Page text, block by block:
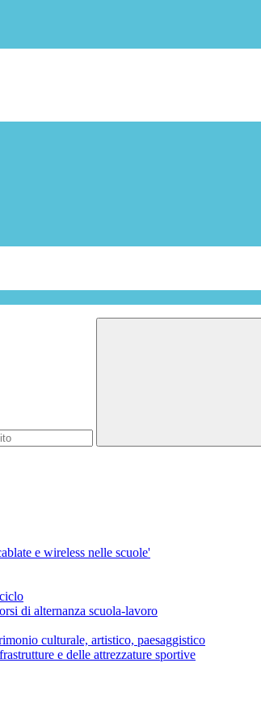
e wireless nelle scuole'
di alternanza scuola-lavoro
culturale, artistico, paesaggistico
e delle attrezzature sportive